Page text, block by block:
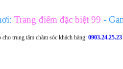
Trang điểm đặc biệt 99-
cho trung tâm chăm sóc khách hàng:0903.24.25.23